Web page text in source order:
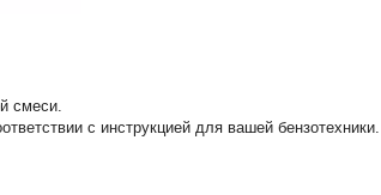
смеси.
с инструкцией для вашей бензотехники.